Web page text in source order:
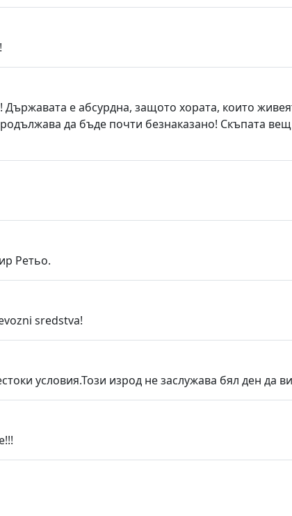
е абсурдна, защото хората, които
да бъде почти безнаказано! Скъпата
Ретьо.
sredstva!
условия.Този изрод не заслужава бял ден да